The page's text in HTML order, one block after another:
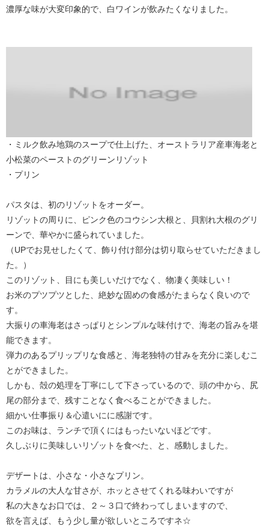
濃厚な味が大変印象的で、白ワインが飲みたくなりました。
・ミルク飲み地鶏のスープで仕上げた、オーストラリア産車海老と
小松菜のペーストのグリーンリゾット
・プリン
パスタは、初のリゾットをオーダー。
リゾットの周りに、ピンク色のコウシン大根と、貝割れ大根のグリ
ーンで、華やかに盛られていました。
（UPでお見せしたくて、飾り付け部分は切り取らせていただきまし
た。）
このリゾット、目にも美しいだけでなく、物凄く美味しい！
お米のプツプツとした、絶妙な固めの食感がたまらなく良いので
す。
大振りの車海老はさっぱりとシンプルな味付けで、海老の旨みを堪
能できます。
弾力のあるプリップリな食感と、海老独特の甘みを充分に楽しむこ
とができました。
しかも、殻の処理を丁寧にして下さっているので、頭の中から、尻
尾の部分まで、残すことなく食べることができました。
細かい仕事振り＆心遣いにに感謝です。
このお味は、ランチで頂くにはもったいないほどです。
久しぶりに美味しいリゾットを食べた、と、感動しました。
デザートは、小さな・小さなプリン。
カラメルの大人な甘さが、ホッとさせてくれる味わいですが
私の大きなお口では、２～３口で終わってしまいますので、
欲を言えば、もう少し量が欲しいところですネ☆